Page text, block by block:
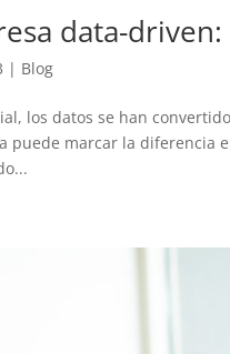
data-driven:
| Blog
los datos se han
puede marcar la diferencia